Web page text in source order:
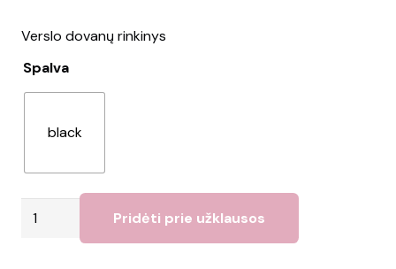
Verslo dovanų rinkinys
Spalva
black
produkto
Pridėti prie užklausos